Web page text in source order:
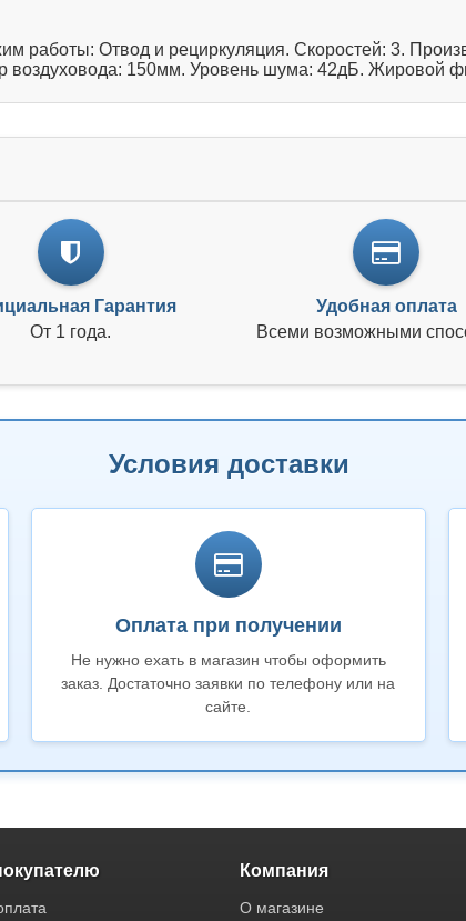
работы: Отвод и рециркуляция. Скоростей: 3.
воздуховода: 150мм. Уровень шума: 42дБ. Жировой
Гарантия
От 1 года.
Удобная оплата
Всеми возможными
Условия доставки
Оплата при получении
Не нужно ехать в магазин чтобы оформить
заказ. Достаточно заявки по телефону или на
сайте.
Компания
О магазине